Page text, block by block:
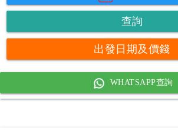
查詢
出發日期及價錢
WHATSAPP查詢